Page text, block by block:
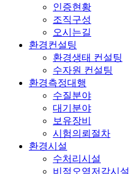
인증현황
조직구성
오시는길
환경컨설팅
환경생태 컨설팅
수자원 컨설팅
환경측정대행
수질분야
대기분야
보유장비
시험의뢰절차
환경시설
수처리시설
비점오염저감시설